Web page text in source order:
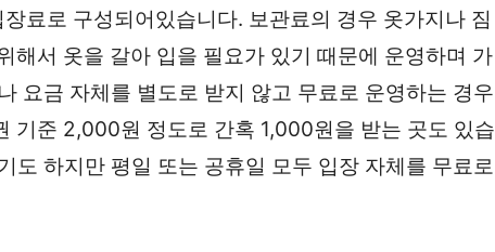
료로 구성되어있습니다. 보관료의 경우 옷가지나 짐
해서 옷을 갈아 입을 필요가 있기 때문에 운영하며 가
요금 자체를 별도로 받지 않고 무료로 운영하는 경우
기준 2,000원 정도로 간혹 1,000원을 받는 곳도 있습
도 하지만 평일 또는 공휴일 모두 입장 자체를 무료로